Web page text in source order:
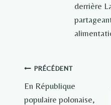
derrière
Navigation
de
PRÉCÉDENT
En République
populaire polonaise,